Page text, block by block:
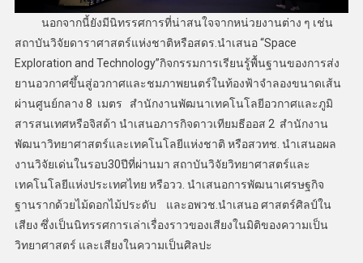
​ นอกจากนี้ยังมีนิทรรศการที่น่าสนใจจากหน่วยงานต่าง ๆ เช่น
สถาบันวิจัยดาราศาสตร์แห่งชาติหรือสดร.นำเสนอ “Space
Exploration and Technology”กิจกรรมการเรียนรู้พื้นฐานของการส่ง
ยานอวกาศขึ้นสู่อวกาศและชมภาพยนตร์ในท้องฟ้าจำลองขนาดเส้น
ผ่านศูนย์กลาง 8 เมตร สำนักงานพัฒนาเทคโนโลยีอวกาศและภูมิ
สารสนเทศหรือจิสด้า นำเสนอภารกิจดาวเทียมธีออส 2 สำนักงาน
พัฒนาวิทยาศาสตร์และเทคโนโลยีแห่งชาติ หรือสวทช. นำเสนอผล
งานวิจัยเด่นในรอบ30ปีที่ผ่านมา สถาบันวิจัยวิทยาศาสตร์และ
เทคโนโลยีแห่งประเทศไทย หรือวว. นำเสนอการพัฒนาเศรษฐกิจ
ฐานรากด้วยไม้ดอกไม้ประดับ และอพวช.นำเสนอ ศาสตร์ศิลป์ใน
เสียง ซึ่งเป็นนิทรรศการเล่าเรื่องราวของเสียงในมิติของความเป็น
วิทยาศาสตร์ และเสียงในความเป็นศิลปะ